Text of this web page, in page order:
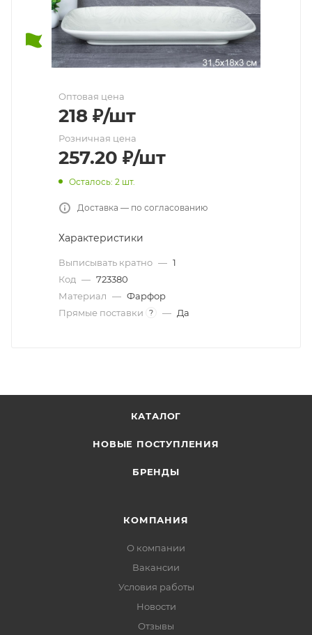
Оптовая цена
218 ₽/шт
Розничная цена
257.20 ₽/шт
Осталось: 2 шт.
Доставка — по согласованию
Характеристики
Выписывать кратно — 1
Код — 723380
Материал — Фарфор
Прямые поставки
? — Да
КАТАЛОГ
НОВЫЕ ПОСТУПЛЕНИЯ
БРЕНДЫ
КОМПАНИЯ
О компании
Вакансии
Условия работы
Новости
Отзывы